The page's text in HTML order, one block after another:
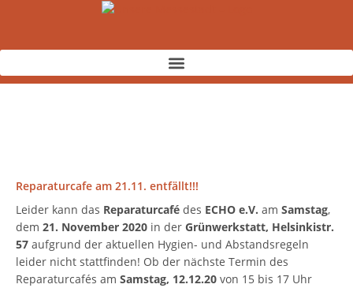
Reparaturcafe am 21.11. entfällt!!!
Leider kann das Reparaturcafé des ECHO e.V. am Samstag,
dem 21. November 2020 in der Grünwerkstatt, Helsinkistr.
57 aufgrund der aktuellen Hygien- und Abstandsregeln
leider nicht stattfinden! Ob der nächste Termin des
Reparaturcafés am Samstag, 12.12.20 von 15 bis 17 Uhr